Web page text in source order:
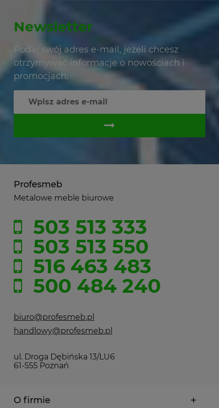
Newsletter
Podaj swój adres e-mail, jeżeli chcesz
otrzymywać informacje o nowościach i
promocjach.
Profesmeb
Metalowe meble biurowe
503 513 333
503 513 550
516 463 483
500 484 240
biuro@profesmeb.pl
handlowy@profesmeb.pl
ul. Droga Dębińska 13/LU6
61-555 Poznań
O firmie